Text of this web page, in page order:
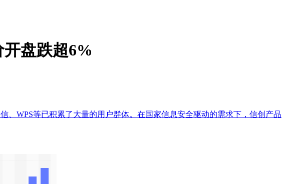
盘跌超6%
WPS等已积累了大量的用户群体。在国家信息安全驱动的需求下，信创产品